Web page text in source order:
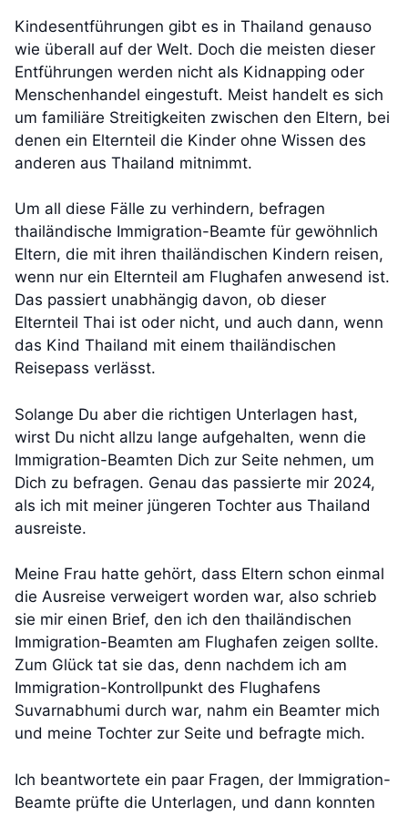
Kindesentführungen gibt es in Thailand genauso
wie überall auf der Welt. Doch die meisten dieser
Entführungen werden nicht als Kidnapping oder
Menschenhandel eingestuft. Meist handelt es sich
um familiäre Streitigkeiten zwischen den Eltern, bei
denen ein Elternteil die Kinder ohne Wissen des
anderen aus Thailand mitnimmt.
Um all diese Fälle zu verhindern, befragen
thailändische Immigration-Beamte für gewöhnlich
Eltern, die mit ihren thailändischen Kindern reisen,
wenn nur ein Elternteil am Flughafen anwesend ist.
Das passiert unabhängig davon, ob dieser
Elternteil Thai ist oder nicht, und auch dann, wenn
das Kind Thailand mit einem thailändischen
Reisepass verlässt.
Solange Du aber die richtigen Unterlagen hast,
wirst Du nicht allzu lange aufgehalten, wenn die
Immigration-Beamten Dich zur Seite nehmen, um
Dich zu befragen. Genau das passierte mir 2024,
als ich mit meiner jüngeren Tochter aus Thailand
ausreiste.
Meine Frau hatte gehört, dass Eltern schon einmal
die Ausreise verweigert worden war, also schrieb
sie mir einen Brief, den ich den thailändischen
Immigration-Beamten am Flughafen zeigen sollte.
Zum Glück tat sie das, denn nachdem ich am
Immigration-Kontrollpunkt des Flughafens
Suvarnabhumi durch war, nahm ein Beamter mich
und meine Tochter zur Seite und befragte mich.
Ich beantwortete ein paar Fragen, der Immigration-
Beamte prüfte die Unterlagen, und dann konnten